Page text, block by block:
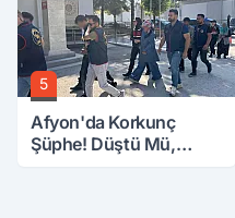
5
Afyon'da Korkunç
Şüphe! Düştü Mü,